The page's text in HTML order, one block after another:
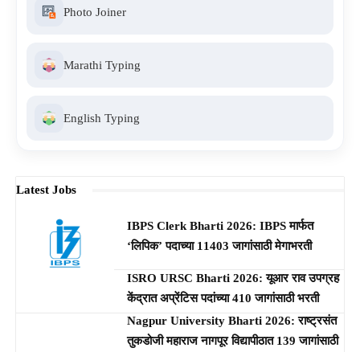
Photo Joiner
Marathi Typing
English Typing
Latest Jobs
IBPS Clerk Bharti 2026: IBPS मार्फत
‘लिपिक’ पदाच्या 11403 जागांसाठी मेगाभरती
ISRO URSC Bharti 2026: यूआर राव उपग्रह
केंद्रात अप्रेंटिस पदांच्या 410 जागांसाठी भरती
Nagpur University Bharti 2026: राष्ट्रसंत
तुकडोजी महाराज नागपूर विद्यापीठात 139 जागांसाठी